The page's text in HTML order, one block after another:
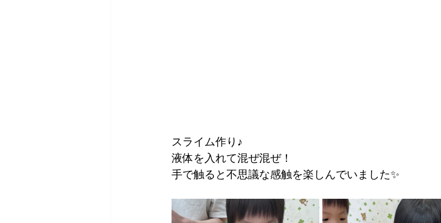
スライム作り♪
液体を入れて混ぜ混ぜ！
手で触ると不思議な感触を楽しんでいました✨